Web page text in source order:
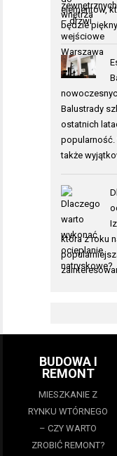
elementów,
będzie
Balustrady
ostatnich
popularność.
także
która z roku
BUDOWA I
REMONT
MIESZKANIE Z
RYNKU WTÓRNEGO
– CZY WARTO
ZROBIĆ REMONT?